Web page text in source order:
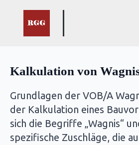
Kalkulation von
Grundlagen der VOB/A
der Kalkulation eines
sich die Begriffe „Wagnis“
spezifische Zuschläge, die